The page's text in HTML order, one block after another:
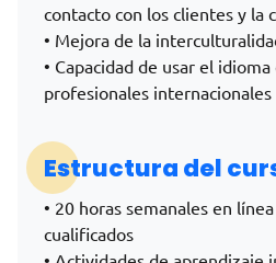
contacto con los clientes y la
• Mejora de la
• Capacidad de usar el
profesionales internacionales
Estructura del
• 20 horas semanales en
cualificados